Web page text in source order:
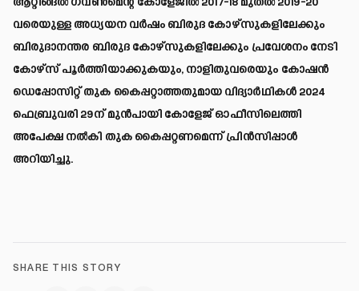
വരെയുള്ള അധ്യയന വർഷം ബിരുദ കോഴ്സുകളിലേക്കും
ബിരുദാനന്തര ബിരുദ കോഴ്സുകളിലേക്കും പ്രവേശനം നേടി
കോഴ്സ് പൂർത്തിയാക്കുകയും, നാളിതുവരെയും കോഷൻ
ഡെപ്പോസിറ്റ് തുക കൈപ്പറ്റാത്തതുമായ വിദ്യാർഥികൾ 2024
ഫെബ്രുവരി 29ന് മുൻപായി കോളേജ് ഓഫീസിലെത്തി
അപേക്ഷ നൽകി തുക കൈപ്പറ്റണമെന്ന് പ്രിൻസിപ്പാൾ
അറിയിച്ചു.
SHARE THIS STORY